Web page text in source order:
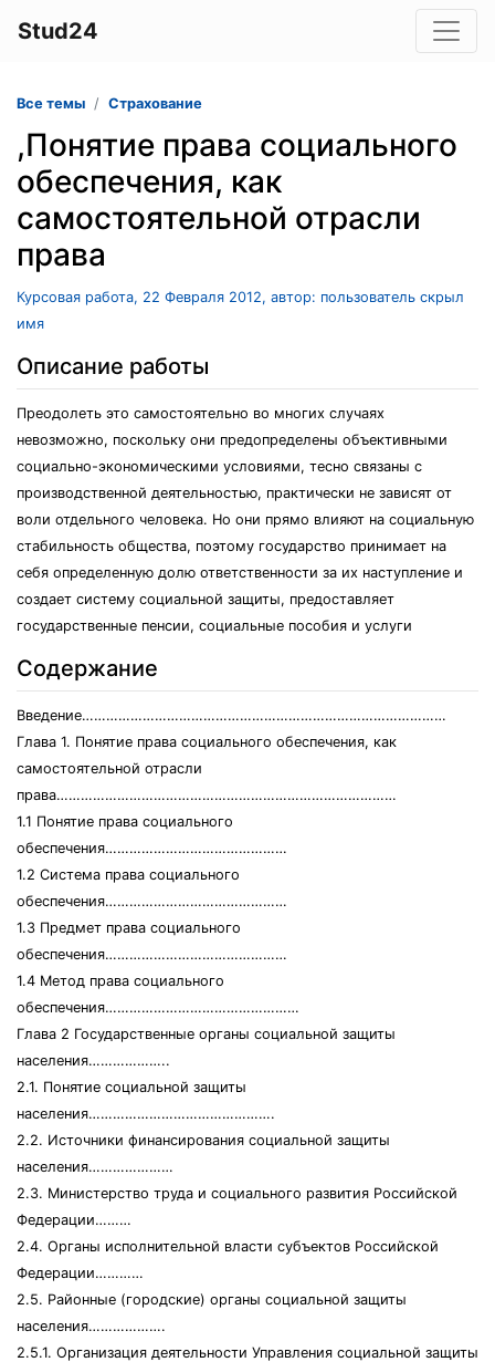
Stud24
Все темы Страхование
,Понятие права социального
обеспечения, как
самостоятельной отрасли
права
Курсовая работа, 22 Февраля 2012, автор: пользователь скрыл
имя
Описание работы
Преодолеть это самостоятельно во многих случаях
невозможно, поскольку они предопределены объективными
социально-экономическими условиями, тесно связаны с
производственной деятельностью, практически не зависят от
воли отдельного человека. Но они прямо влияют на социальную
стабильность общества, поэтому государство принимает на
себя определенную долю ответственности за их наступление и
создает систему социальной защиты, предоставляет
государственные пенсии, социальные пособия и услуги
Содержание
Введение………………………………………………………………………………
Глава 1. Понятие права социального обеспечения, как
самостоятельной отрасли
права…………………………………………………………………………
1.1 Понятие права социального
обеспечения………………………………………
1.2 Система права социального
обеспечения………………………………………
1.3 Предмет права социального
обеспечения………………………………………
1.4 Метод права социального
обеспечения…………………………………………
Глава 2 Государственные органы социальной защиты
населения………………..
2.1. Понятие социальной защиты
населения……………………………………….
2.2. Источники финансирования социальной защиты
населения…………………
2.3. Министерство труда и социального развития Российской
Федерации………
2.4. Органы исполнительной власти субъектов Российской
Федерации…………
2.5. Районные (городские) органы социальной защиты
населения……………….
2.5.1. Организация деятельности Управления социальной защиты